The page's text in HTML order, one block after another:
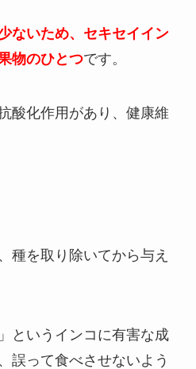
ないため、セキセイイン
物のひとつです。
酸化作用があり、健康維
種を取り除いてから与え
というインコに有害な成
誤って食べさせないよう